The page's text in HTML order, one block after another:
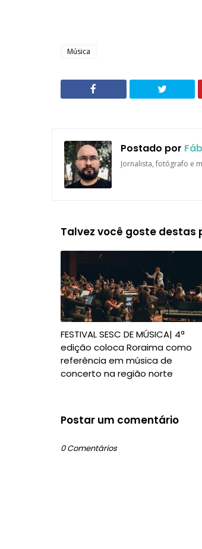
Música
Postado por
Jornalista, fotógrafo e
Talvez você goste destas
FESTIVAL SESC DE MÚSICA| 4ª
edição coloca Roraima como
referência em música de
concerto na região norte
Postar um comentário
0 Comentários